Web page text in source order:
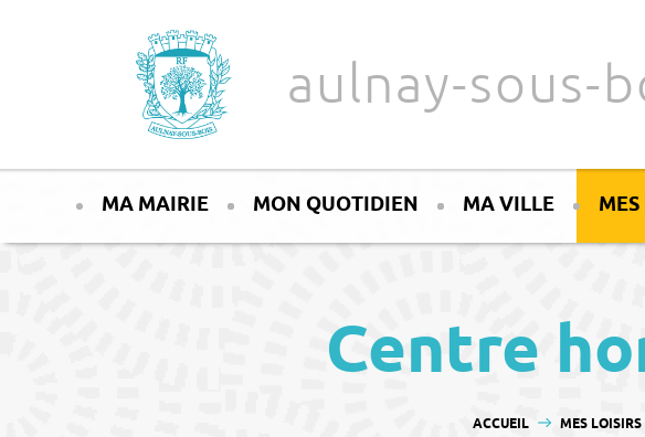
aulnay-sous-
MA MAIRIE MON QUOTIDIEN MA VILLE
Centre
VOUS ÊTES ICI :
ACCUEIL MES LOISIRS